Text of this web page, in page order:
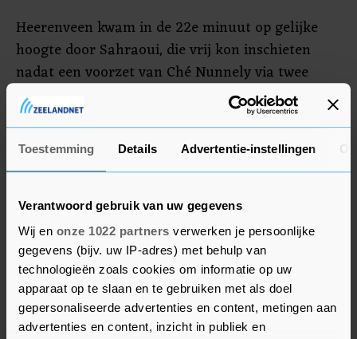
Toestemming Details Advertentie-instellingen
Verantwoord gebruik van uw gegevens
Wij en onze 1022 partners verwerken je persoonlijke
gegevens (bijv. uw IP-adres) met behulp van
technologieën zoals cookies om informatie op uw
apparaat op te slaan en te gebruiken met als doel
gepersonaliseerde advertenties en content, metingen aan
advertenties en content, inzicht in publiek en
Heerenveen kwam in de 22e minuut op gelijke
hoogte door Sahraoui, die vrij kon inschieten
nadat een voorzet van Ché Nunnely via twee
Cambuur-spelers voor zijn voeten was beland. In
de 65e minuut resulteerde een scrimmage voor
het doel van Cambuur in de 1-2. Van Ewijk werkte
de bal van dichtbij met een omhaal over de lijn.
Maulun en Mimoun Mahi twee keer dicht bij de
gelijkmaker, maar de 2-2 bleef uit.